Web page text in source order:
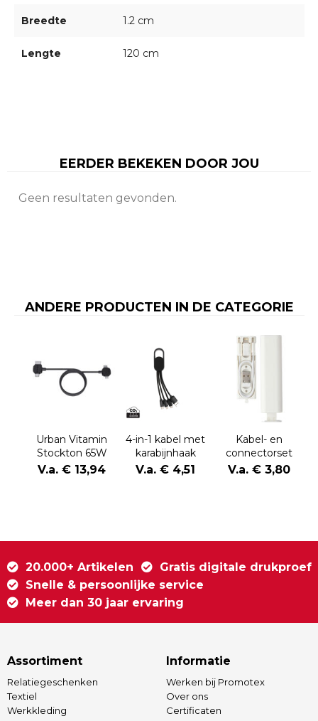
Breedte 1.2 cm
Lengte 120 cm
EERDER BEKEKEN DOOR JOU
Geen resultaten gevonden.
ANDERE PRODUCTEN IN DE CATEGORIE
Urban Vitamin
Stockton 65W
gerecycled
TPE/PET magn.
V.a. € 13,94
4-in-1 kabel met
karabijnhaak
V.a. € 4,51
Kabel- en
connectorset
Uwe | Kunststof
| USB-C | 480
V.a. € 3,80
20.000+ Artikelen
Gratis digitale drukproef
Snelle & persoonlijke service
Meer dan 30 jaar ervaring
Assortiment
Relatiegeschenken
Textiel
Werkkleding
Informatie
Werken bij Promotex
Over ons
Certificaten